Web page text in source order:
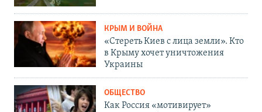
КРЫМ И ВОЙНА
«Стереть Киев с лица земли». Кто
в Крыму хочет уничтожения
Украины
ОБЩЕСТВО
Как Россия «мотивирует»